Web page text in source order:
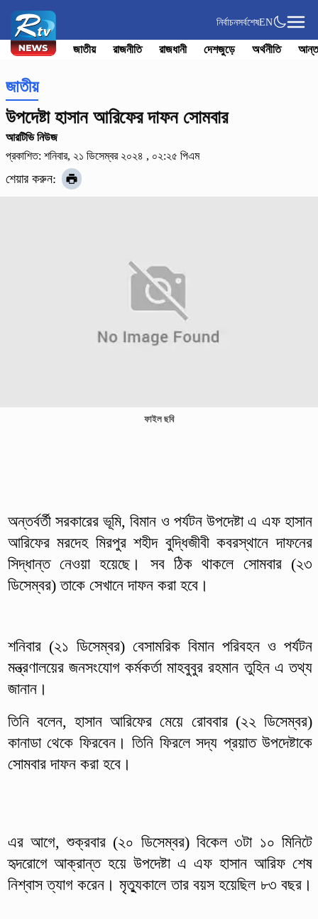
নির্বাচনসর্বশেষEN
জাতীয় রাজনীতি রাজধানী দেশজুড়ে অর্থনীতি
জাতীয়
উপদেষ্টা হাসান আরিফের দাফন সোমবার
আরটিভি নিউজ
প্রকাশিত: শনিবার, ২১ ডিসেম্বর ২০২৪ , ০২:২৫ পিএম
শেয়ার করুন:
ফাইল ছবি
অন্তর্বর্তী সরকারের ভূমি, বিমান ও পর্যটন উপদেষ্টা এ এফ হাসান
আরিফের মরদেহ মিরপুর শহীদ বুদ্ধিজীবী কবরস্থানে দাফনের
সিদ্ধান্ত নেওয়া হয়েছে। সব ঠিক থাকলে সোমবার (২৩
ডিসেম্বর) তাকে সেখানে দাফন করা হবে।
শনিবার (২১ ডিসেম্বর) বেসামরিক বিমান পরিবহন ও পর্যটন
মন্ত্রণালয়ের জনসংযোগ কর্মকর্তা মাহবুবুর রহমান তুহিন এ তথ্য
জানান।
তিনি বলেন, হাসান আরিফের মেয়ে রোববার (২২ ডিসেম্বর)
কানাডা থেকে ফিরবেন। তিনি ফিরলে সদ্য প্রয়াত উপদেষ্টাকে
সোমবার দাফন করা হবে।
এর আগে, শুক্রবার (২০ ডিসেম্বর) বিকেল ৩টা ১০ মিনিটে
হৃদরোগে আক্রান্ত হয়ে উপদেষ্টা এ এফ হাসান আরিফ শেষ
নিশ্বাস ত্যাগ করেন। মৃত্যুকালে তার বয়স হয়েছিল ৮৩ বছর।